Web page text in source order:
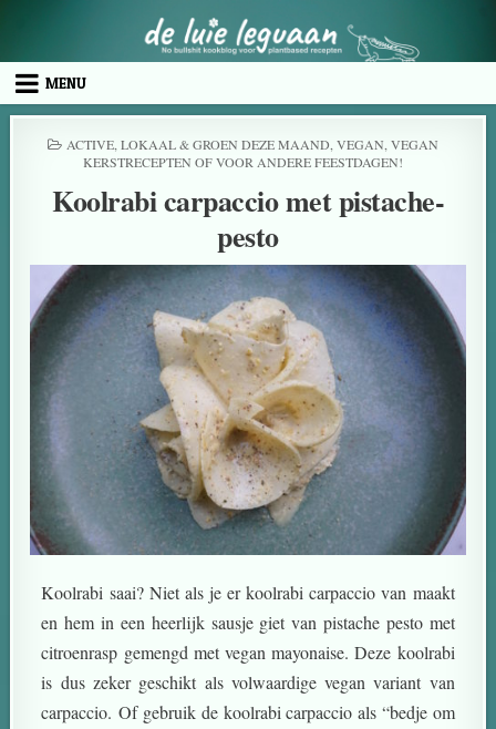
MENU
ACTIVE, LOKAAL & GROEN DEZE MAAND VEGAN VEGAN
KERSTRECEPTEN OF VOOR ANDERE FEESTDAGEN!
Koolrabi carpaccio met pistache-
pesto
Koolrabi saai? Niet als je er koolrabi carpaccio van maakt
en hem in een heerlijk sausje giet van pistache pesto met
citroenrasp gemengd met vegan mayonaise. Deze koolrabi
is dus zeker geschikt als volwaardige vegan variant van
carpaccio. Of gebruik de koolrabi carpaccio als “bedje om